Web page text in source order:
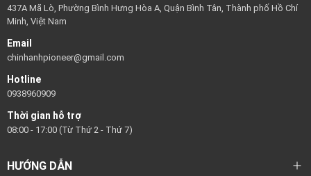
437A Mã Lò, Phường Bình Hưng Hòa A, Quận Bình Tân, Thành phố Hồ Chí
Minh, Việt Nam
Email
chinhanhpioneer@gmail.com
Hotline
0938960909
Thời gian hỗ trợ
08:00 - 17:00 (Từ Thứ 2 - Thứ 7)
HƯỚNG DẪN